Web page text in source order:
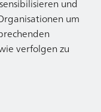
und
um
verfolgen zu